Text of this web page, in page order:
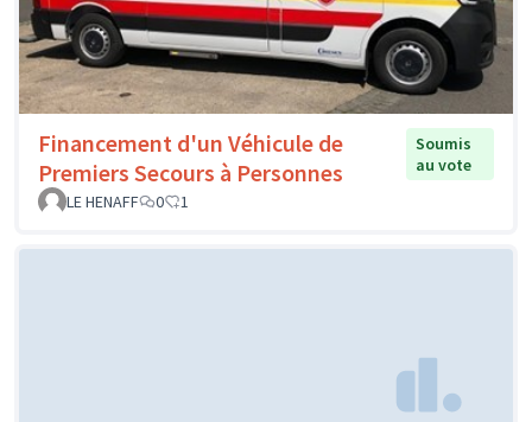
Financement d'un Véhicule de
Premiers Secours à Personnes
Soumis
au vote
LE HENAFF
0 1